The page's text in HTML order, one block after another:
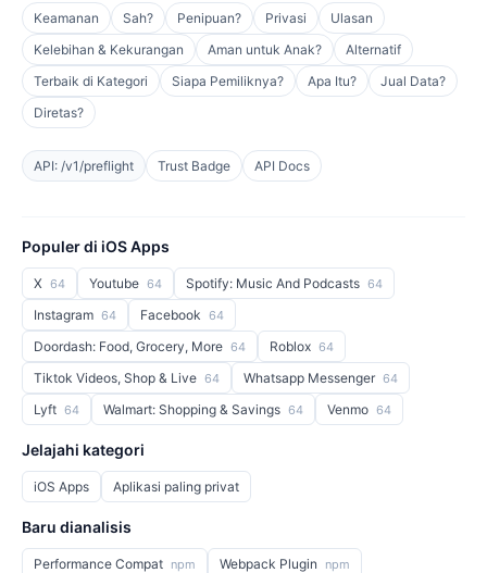
Keamanan Sah? Penipuan? Privasi
Ulasan
Kelebihan & Kekurangan
Aman untuk Anak?
Alternatif
Terbaik di Kategori
Siapa Pemiliknya? Apa Itu?
Jual Data?
Diretas?
API: /v1/preflight Trust Badge API Docs
Populer di iOS Apps
X 64 Youtube 64 Spotify: Music And Podcasts 64
Instagram 64 Facebook 64
Doordash: Food, Grocery, More 64 Roblox 64
Tiktok Videos, Shop & Live 64 Whatsapp Messenger 64
Lyft 64 Walmart: Shopping & Savings 64 Venmo 64
Jelajahi kategori
iOS Apps Aplikasi paling privat
Baru dianalisis
Performance Compat npm Webpack Plugin npm